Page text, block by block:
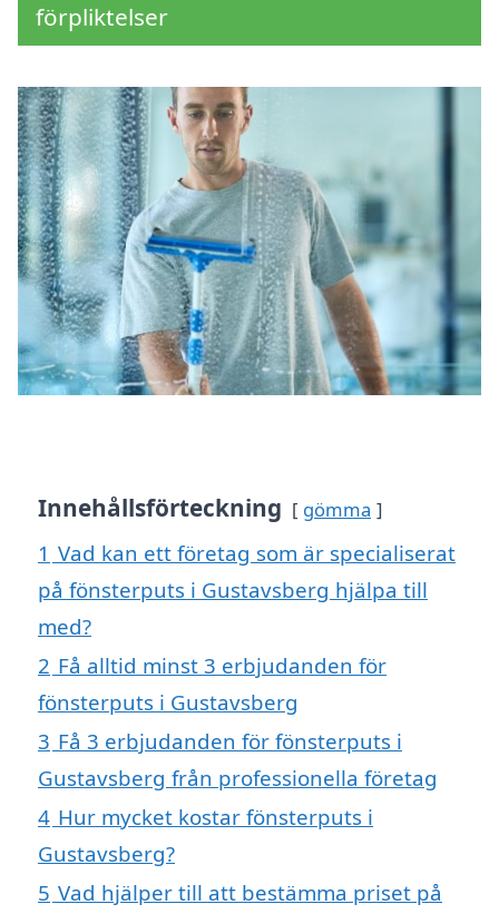
förpliktelser
Innehållsförteckning gömma
1 Vad kan ett företag som är specialiserat
på fönsterputs i Gustavsberg hjälpa till
med?
2 Få alltid minst 3 erbjudanden för
fönsterputs i Gustavsberg
3 Få 3 erbjudanden för fönsterputs i
Gustavsberg från professionella företag
4 Hur mycket kostar fönsterputs i
Gustavsberg?
5 Vad hjälper till att bestämma priset på